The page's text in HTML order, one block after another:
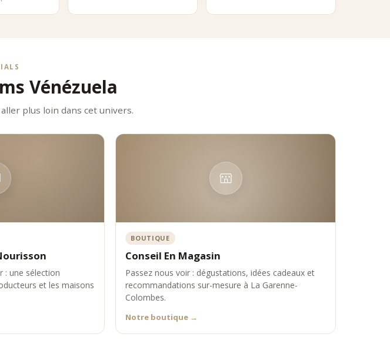
Vénézuela
plus loin dans cet univers.
: une sélection
et les maisons
BOUTIQUE
Conseil En Magasin
Passez nous voir : dégustations, idées cadeaux et
recommandations sur-mesure à La Garenne-
Colombes.
Notre boutique →